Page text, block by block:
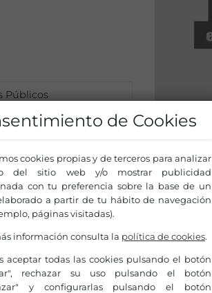
Públicos
02 77 93
de Cookies
cookies propias y de terceros para analizar
del sitio web y/o mostrar publicidad
con tu preferencia sobre la base de un
a partir de tu hábito de navegación
páginas visitadas).
información consulta la política de cookies.
aceptar todas las cookies pulsando el botón
rechazar su uso pulsando el botón
y configurarlas pulsando el botón